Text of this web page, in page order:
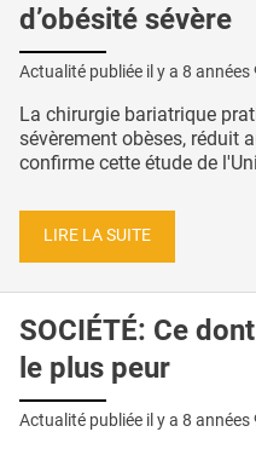
d’obésité sévère
Actualité publiée il y a 8 années
La chirurgie bariatrique
sévèrement obèses, réduit
confirme cette étude de
LIRE LA SUITE
SOCIÉTÉ: Ce
le plus peur
Actualité publiée il y a 8 années